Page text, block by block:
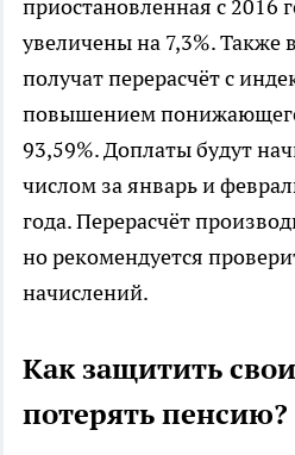
приостановленная с 2016
увеличены на 7,3%.
получат перерасчёт с
повышением
93,59%. Доплаты будут
числом за январь и
года. Перерасчёт
но рекомендуется
начислений.
Как защитить
потерять пенсию?